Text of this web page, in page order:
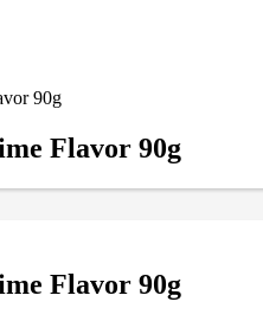
90g
Flavor 90g
Flavor 90g